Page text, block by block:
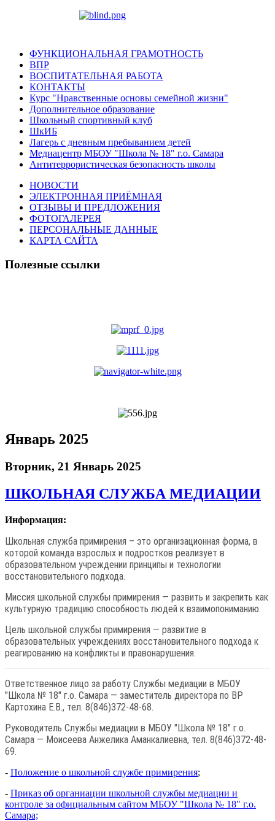
ФУНКЦИОНАЛЬНАЯ ГРАМОТНОСТЬ
ВПР
ВОСПИТАТЕЛЬНАЯ РАБОТА
КОНТАКТЫ
Курс "Нравственные основы семейной жизни"
Дополнительное образование
Школьный спортивный клуб
ШкИБ
Лагерь с дневным пребыванием детей
Медиацентр МБОУ "Школа № 18" г.о. Самара
Антитеррористическая безопасность школы
НОВОСТИ
ЭЛЕКТРОННАЯ ПРИЁМНАЯ
ОТЗЫВЫ И ПРЕДЛОЖЕНИЯ
ФОТОГАЛЕРЕЯ
ПЕРСОНАЛЬНЫЕ ДАННЫЕ
КАРТА САЙТА
Полезные ссылки
Январь 2025
Вторник, 21 Январь 2025
ШКОЛЬНАЯ СЛУЖБА МЕДИАЦИИ
Информация:
Школьная служба примирения – это организационная форма, в
которой команда взрослых и подростков реализует в
образовательном учреждении принципы и технологии
восстановительного подхода.
Миссия школьной службы примирения — развить и закрепить как
культурную традицию способность людей к взаимопониманию.
Цель школьной службы примирения — развитие в
образовательных учреждениях восстановительного подхода к
реагированию на конфликты и правонарушения.
Ответственное лицо за работу Службы медиации в МБОУ
"Школа № 18" г.о. Самара — заместитель директора по ВР
Картохина Е.В., тел. 8(846)372-48-68.
Руководитель Службы медиации в МБОУ "Школа № 18" г.о.
Самара — Моисеева Анжелика Аманкалиевна, тел. 8(846)372-48-
69.
- Положение о школьной службе примирения;
- Приказ об органиации школьной службы медиации и
контроле за официальным сайтом МБОУ "Школа № 18" г.о.
Самара;